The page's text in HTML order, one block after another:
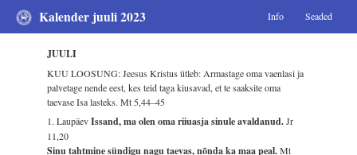
Kalender juuli 2023 Info Seaded
JUULI
KUU LOOSUNG: Jeesus Kristus ütleb: Armastage oma vaenlasi ja
palvetage nende eest, kes teid taga kiusavad, et te saaksite oma
taevase Isa lasteks.Mt 5,44–45
1. LaupäevIssand, ma olen oma riiuasja sinule avaldanud.Jr
11,20
Sinu tahtmine sündigu nagu taevas, nõnda ka maa peal.Mt